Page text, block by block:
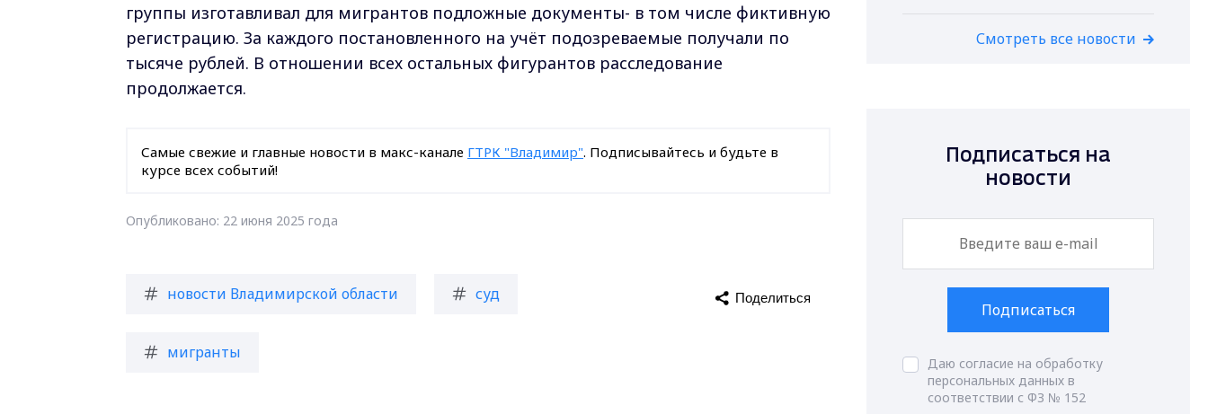
группы изготавливал для мигрантов подложные документы- в том числе фиктивную
регистрацию. За каждого постановленного на учёт подозреваемые получали по
тысяче рублей. В отношении всех остальных фигурантов расследование
продолжается.
Самые свежие и главные новости в макс-канале ГТРК "Владимир". Подписывайтесь и будьте в
курсе всех событий!
Опубликовано: 22 июня 2025 года
новости Владимирской области суд
мигранты
Поделиться
Смотреть все новости
Подписаться на
новости
Подписаться
Даю согласие на обработку
персональных данных в
соответствии с ФЗ № 152